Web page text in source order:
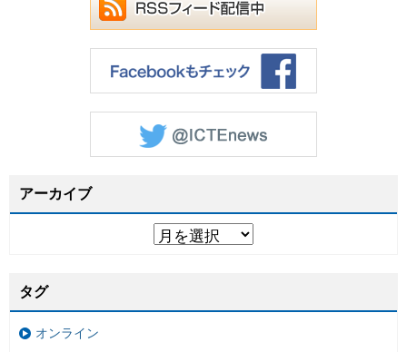
アーカイブ
タグ
オンライン